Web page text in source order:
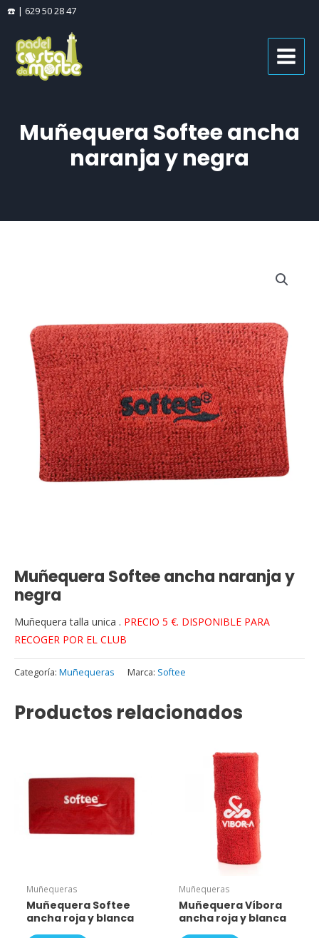
contenido
☎️ | 629 50 28 47
MAIN
MENU
Muñequera Softee ancha
naranja y negra
Muñequera Softee ancha naranja y
negra
Muñequera talla unica . PRECIO 5 €. DISPONIBLE PARA
RECOGER POR EL CLUB
Categoría: Muñequeras Marca: Softee
Productos relacionados
Muñequeras
Muñequera Softee
ancha roja y blanca
Muñequeras
Muñequera Víbora
ancha roja y blanca